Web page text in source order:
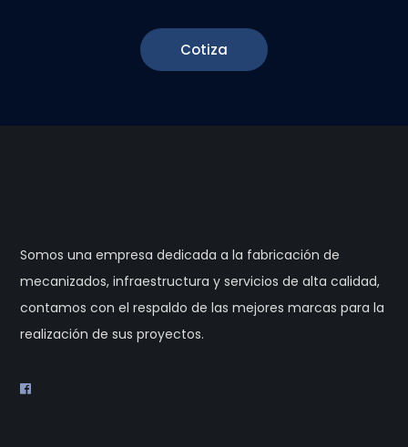
Cotiza
Somos una empresa dedicada a la fabricación de
mecanizados, infraestructura y servicios de alta calidad,
contamos con el respaldo de las mejores marcas para la
realización de sus proyectos.